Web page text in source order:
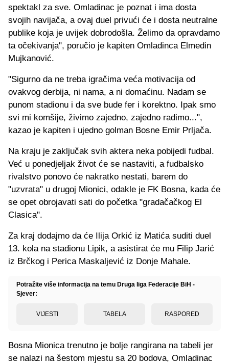
spektakl za sve. Omladinac je poznat i ima dosta
svojih navijača, a ovaj duel privući će i dosta neutralne
publike koja je uvijek dobrodošla. Želimo da opravdamo
ta očekivanja", poručio je kapiten Omladinca Elmedin
Mujkanović.
"Sigurno da ne treba igračima veća motivacija od
ovakvog derbija, ni nama, a ni domaćinu. Nadam se
punom stadionu i da sve bude fer i korektno. Ipak smo
svi mi komšije, živimo zajedno, zajedno radimo...",
kazao je kapiten i ujedno golman Bosne Emir Prljača.
Na kraju je zaključak svih aktera neka pobijedi fudbal.
Već u ponedjeljak život će se nastaviti, a fudbalsko
rivalstvo ponovo će nakratko nestati, barem do
"uzvrata" u drugoj Mionici, odakle je FK Bosna, kada će
se opet obrojavati sati do početka "gradačačkog El
Clasica".
Za kraj dodajmo da će Ilija Orkić iz Matića suditi duel
13. kola na stadionu Lipik, a asistirat će mu Filip Jarić
iz Brčkog i Perica Maskaljević iz Donje Mahale.
Potražite više informacija na temu Druga liga Federacije BiH -
Sjever:
VIJESTI TABELA RASPORED
Bosna Mionica trenutno je bolje rangirana na tabeli jer
se nalazi na šestom mjestu sa 20 bodova, Omladinac